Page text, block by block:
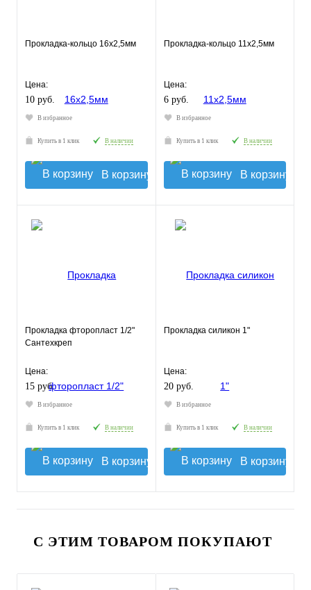
Прокладка-кольцо 16х2,5мм
Цена:
10 руб.
В избранное
Купить в 1 клик В наличии
В корзину
Прокладка-кольцо 11х2,5мм
Цена:
6 руб.
В избранное
Купить в 1 клик В наличии
В корзину
Прокладка фторопласт 1/2"
Сантехкреп
Цена:
15 руб.
В избранное
Купить в 1 клик В наличии
В корзину
Прокладка силикон 1"
Цена:
20 руб.
В избранное
Купить в 1 клик В наличии
В корзину
С ЭТИМ ТОВАРОМ ПОКУПАЮТ